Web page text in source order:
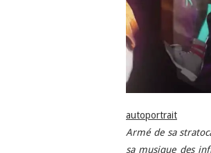
autoportrait
Armé de sa
sa musique des